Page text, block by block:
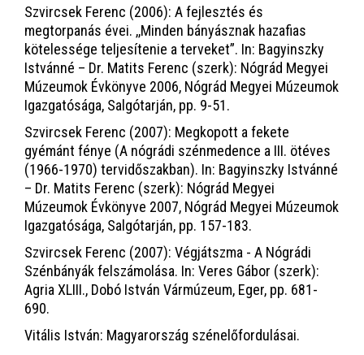
Szvircsek Ferenc (2006): A fejlesztés és
megtorpanás évei. ,,Minden bányásznak hazafias
kötelessége teljesítenie a terveket”. In: Bagyinszky
Istvánné – Dr. Matits Ferenc (szerk): Nógrád Megyei
Múzeumok Évkönyve 2006, Nógrád Megyei Múzeumok
Igazgatósága, Salgótarján, pp. 9-51.
Szvircsek Ferenc (2007): Megkopott a fekete
gyémánt fénye (A nógrádi szénmedence a III. ötéves
(1966-1970) tervidőszakban). In: Bagyinszky Istvánné
– Dr. Matits Ferenc (szerk): Nógrád Megyei
Múzeumok Évkönyve 2007, Nógrád Megyei Múzeumok
Igazgatósága, Salgótarján, pp. 157-183.
Szvircsek Ferenc (2007): Végjátszma - A Nógrádi
Szénbányák felszámolása. In: Veres Gábor (szerk):
Agria XLIII., Dobó István Vármúzeum, Eger, pp. 681-
690.
Vitális István: Magyarország szénelőfordulásai.